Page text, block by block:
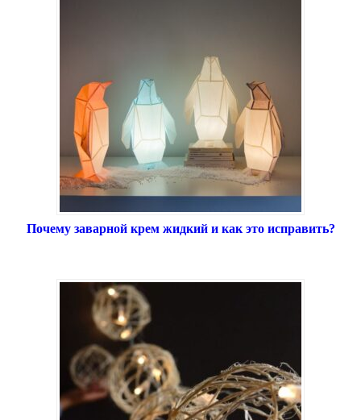
Почему заварной крем жидкий и как это исправить?